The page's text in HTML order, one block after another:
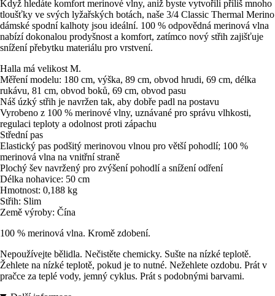
Když hledáte komfort merinové vlny, aniž byste vytvořili příliš mnoho
tloušťky ve svých lyžařských botách, naše 3/4 Classic Thermal Merino
dámské spodní kalhoty jsou ideální. 100 % odpovědná merinová vlna
nabízí dokonalou prodyšnost a komfort, zatímco nový střih zajišťuje
snížení přebytku materiálu pro vrstvení.
Halla má velikost M.
Měření modelu: 180 cm, výška, 89 cm, obvod hrudi, 69 cm, délka
rukávu, 81 cm, obvod boků, 69 cm, obvod pasu
Náš úzký střih je navržen tak, aby dobře padl na postavu
Vyrobeno z 100 % merinové vlny, uznávané pro správu vlhkosti,
regulaci teploty a odolnost proti zápachu
Střední pas
Elastický pas podšitý merinovou vlnou pro větší pohodlí; 100 %
merinová vlna na vnitřní straně
Plochý šev navržený pro zvýšení pohodlí a snížení odření
Délka nohavice: 50 cm
Hmotnost: 0,188 kg
Střih: Slim
Země výroby: Čína
100 % merinová vlna. Kromě zdobení.
Nepoužívejte bělidla. Nečistěte chemicky. Sušte na nízké teplotě.
Žehlete na nízké teplotě, pokud je to nutné. Nežehlete ozdobu. Prát v
pračce za teplé vody, jemný cyklus. Prát s podobnými barvami.